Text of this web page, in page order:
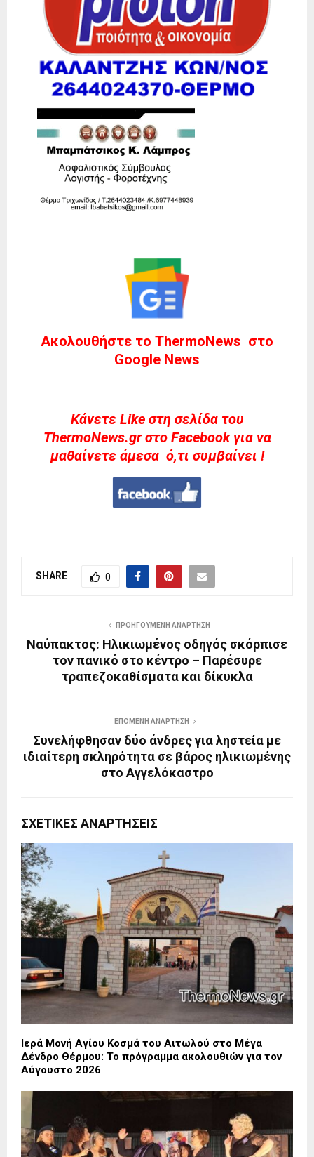
Ακολουθήστε το ThermoNews στο
Google News
Kάνετε Like στη σελίδα του
ThermoNews.gr στο Facebook για να
μαθαίνετε άμεσα ό,τι συμβαίνει !
SHARE 0
ΠΡΟΗΓΟΎΜΕΝΗ ΑΝΆΡΤΗΣΗ
Ναύπακτος: Ηλικιωμένος οδηγός σκόρπισε
τον πανικό στο κέντρο – Παρέσυρε
τραπεζοκαθίσματα και δίκυκλα
ΕΠΌΜΕΝΗ ΑΝΆΡΤΗΣΗ
Συνελήφθησαν δύο άνδρες για ληστεία με
ιδιαίτερη σκληρότητα σε βάρος ηλικιωμένης
στο Αγγελόκαστρο
ΣΧΕΤΙΚΈΣ ΑΝΑΡΤΉΣΕΙΣ
Ιερά Μονή Αγίου Κοσμά του Αιτωλού στο Μέγα
Δένδρο Θέρμου: Το πρόγραμμα ακολουθιών για τον
Αύγουστο 2026